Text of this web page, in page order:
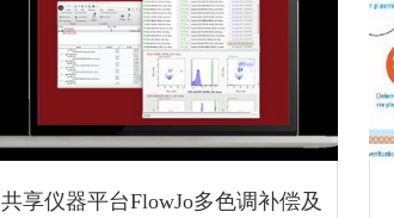
共享仪器平台FlowJo多色调补偿及